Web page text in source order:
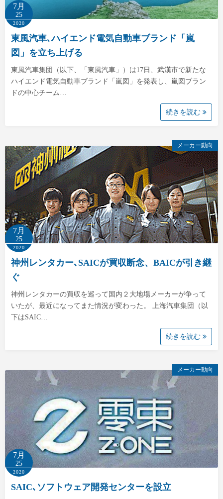
7月
25
2020
東風汽車､ハイエンド電気自動車ブランド「嵐
図」を立ち上げる
東風汽車集団（以下、「東風汽車」）は17日、武漢市で新たな
ハイエンド電気自動車ブランド「嵐図」を発表し、嵐図ブラン
ドの中心チーム…
続きを読む
メーカー動向
7月
25
2020
神州レンタカー､SAICが買収断念、BAICが引き継
ぐ
神州レンタカーの買収を巡って国内２大地場メーカーが争って
いたが、最近になってまた情況が変わった。 上海汽車集団（以
下はSAIC…
続きを読む
メーカー動向
7月
25
2020
SAIC､ソフトウェア開発センターを設立